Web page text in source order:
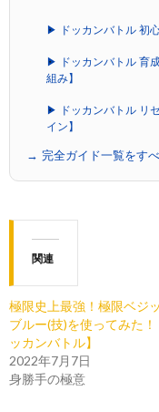
▶ ドッカンバトル 初
▶ ドッカンバトル 育
組み】
▶ ドッカンバトル リ
イン】
→ 完全ガイド一覧をす
関連
極限史上最強！極限ベジ
ブルー(技)を使ってみた！
ッカンバトル】
2022年7月7日
身勝手の極意